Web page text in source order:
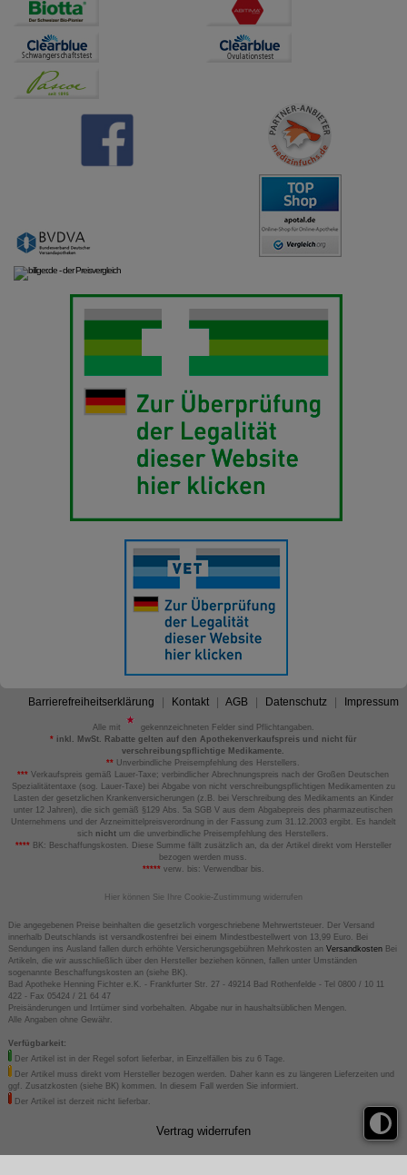
Barrierefreiheitserklärung Kontakt AGB Datenschutz Impressum
Alle mit
gekennzeichneten Felder sind Pflichtangaben.
*inkl. MwSt. Rabatte gelten auf den Apothekenverkaufspreis und nicht für
verschreibungspflichtige Medikamente.
** Unverbindliche Preisempfehlung des Herstellers.
*** Verkaufspreis gemäß Lauer-Taxe; verbindlicher Abrechnungspreis nach der Großen Deutschen
Spezialitätentaxe (sog. Lauer-Taxe) bei Abgabe von nicht verschreibungspflichtigen Medikamenten zu
Lasten der gesetzlichen Krankenversicherungen (z.B. bei Verschreibung des Medikaments an Kinder
unter 12 Jahren), die sich gemäß §129 Abs. 5a SGB V aus dem Abgabepreis des pharmazeutischen
Unternehmens und der Arzneimittelpreisverordnung in der Fassung zum 31.12.2003 ergibt. Es handelt
sich nicht um die unverbindliche Preisempfehlung des Herstellers.
****BK: Beschaffungskosten. Diese Summe fällt zusätzlich an, da der Artikel direkt vom Hersteller
bezogen werden muss.
*****verw. bis: Verwendbar bis.
Hier können Sie Ihre Cookie-Zustimmung widerrufen
Die angegebenen Preise beinhalten die gesetzlich vorgeschriebene Mehrwertsteuer. Der Versand
innerhalb Deutschlands ist versandkostenfrei bei einem Mindestbestellwert von 13,99 Euro. Bei
Sendungen ins Ausland fallen durch erhöhte Versicherungsgebühren Mehrkosten an VersandkostenBei
Artikeln, die wir ausschließlich über den Hersteller beziehen können, fallen unter Umständen
sogenannte Beschaffungskosten an (siehe BK).
Bad Apotheke Henning Fichter e.K. - Frankfurter Str. 27 - 49214 Bad Rothenfelde - Tel 0800 / 10 11
422 - Fax 05424 / 21 64 47
Preisänderungen und Irrtümer sind vorbehalten. Abgabe nur in haushaltsüblichen Mengen.
Alle Angaben ohne Gewähr.
Verfügbarkeit:
Der Artikel ist in der Regel sofort lieferbar, in Einzelfällen bis zu 6 Tage.
Der Artikel muss direkt vom Hersteller bezogen werden. Daher kann es zu längeren Lieferzeiten und
ggf. Zusatzkosten (siehe BK) kommen. In diesem Fall werden Sie informiert.
Der Artikel ist derzeit nicht lieferbar.
Vertrag widerrufen